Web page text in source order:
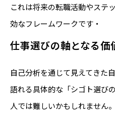
これは将来の転職活動やステ
効なフレームワークです・
仕事選びの軸となる価
自己分析を通じて見えてきた
語れる具体的な「シゴト選び
人では難しいかもしれません